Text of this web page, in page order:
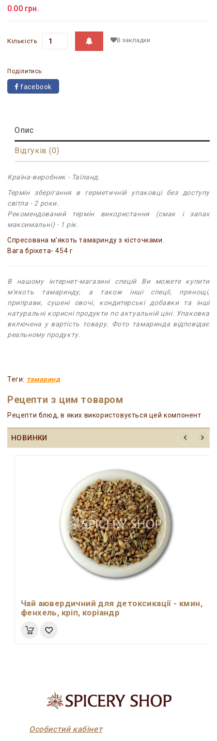
0.00 грн.
Кількість В закладки
Поділитись:
facebook
Опис
Відгуків (0)
Країна-виробник - Таїланд.
Термін зберігання в герметичній упаковці без доступу
світла - 2 роки.
Рекомендований термін використання (смак і запах
максимальні) - 1 рік.
Спресована м'якоть тамаринду з кісточками.
Вага брікета- 454 г
В нашому інтернет-магазині спецій Ви можете купити
м'якоть тамаринду, а також інші спеції, прянощі,
приправи, сушені овочі, кондитерські добавки та інші
натуральні корисні продукти по актуальній ціні. Упаковка
включена у вартість товару. Фото тамаринда відповідає
реальному продукту.
Теги: тамаринд
Рецепти з цим товаром
Рецепти блюд, в яких використовується цей компонент
НОВИНКИ
Чай аювердичний для детоксикації - кмин,
фенхель, кріп, коріандр
Особистий кабінет